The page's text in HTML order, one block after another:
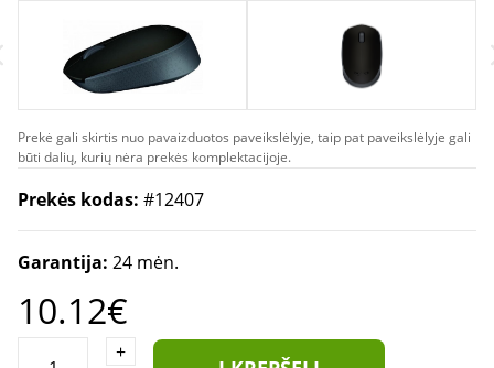
Prekė gali skirtis nuo pavaizduotos paveikslėlyje, taip pat paveikslėlyje gali
būti dalių, kurių nėra prekės komplektacijoje.
Prekės kodas: #12407
Garantija: 24 mėn.
10.12€
+